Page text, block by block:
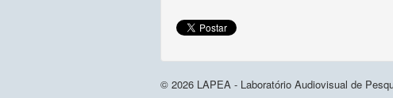
© 2026 LAPEA - Laboratório Audiovisual de